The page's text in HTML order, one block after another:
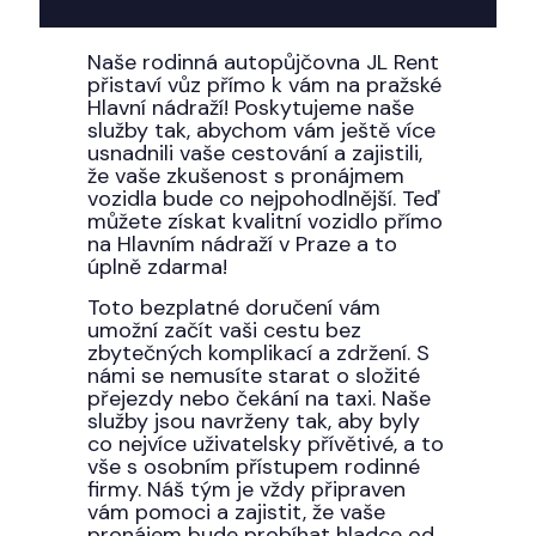
Naše rodinná autopůjčovna JL Rent
přistaví vůz přímo k vám na pražské
Hlavní nádraží! Poskytujeme naše
služby tak, abychom vám ještě více
usnadnili vaše cestování a zajistili,
že vaše zkušenost s pronájmem
vozidla bude co nejpohodlnější. Teď
můžete získat kvalitní vozidlo přímo
na Hlavním nádraží v Praze a to
úplně zdarma!
Toto bezplatné doručení vám
umožní začít vaši cestu bez
zbytečných komplikací a zdržení. S
námi se nemusíte starat o složité
přejezdy nebo čekání na taxi. Naše
služby jsou navrženy tak, aby byly
co nejvíce uživatelsky přívětivé, a to
vše s osobním přístupem rodinné
firmy. Náš tým je vždy připraven
vám pomoci a zajistit, že vaše